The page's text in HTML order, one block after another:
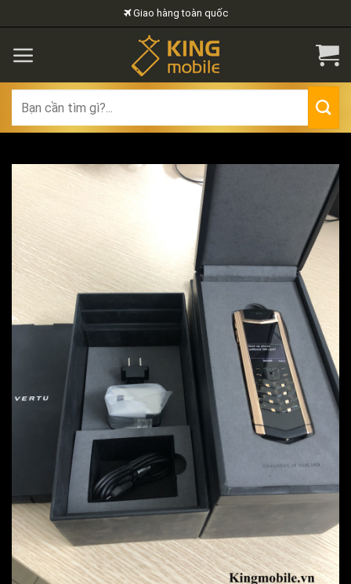
to
content
Giao hàng toàn quốc
for: